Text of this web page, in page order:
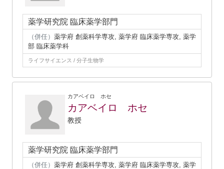
薬学研究院 臨床薬学部門
（併任） 薬学府 創薬科学専攻, 薬学府 臨床薬学専攻, 薬学
部 臨床薬学科
ライフサイエンス / 分子生物学
カアベイロ ホセ
カアベイロ ホセ
教授
薬学研究院 臨床薬学部門
（併任） 薬学府 創薬科学専攻, 薬学府 臨床薬学専攻, 薬学